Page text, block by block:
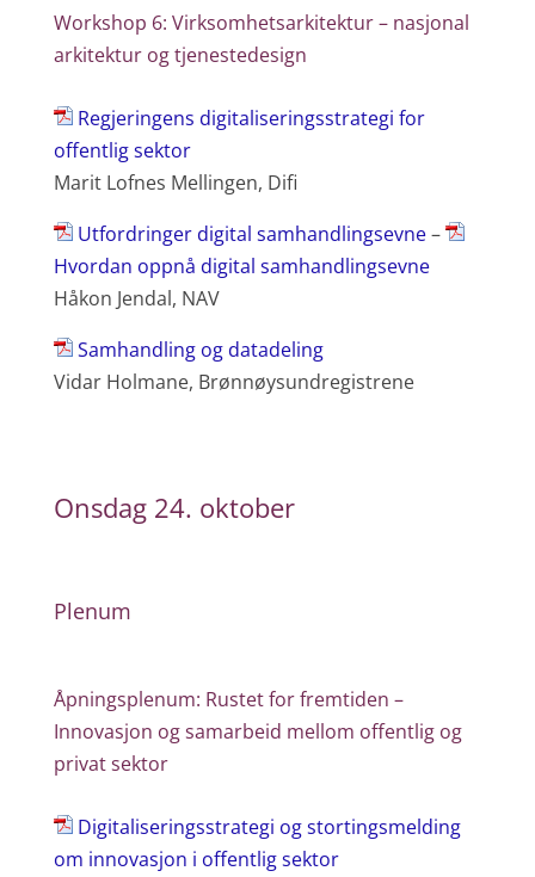
Workshop 6: Virksomhetsarkitektur – nasjonal
arkitektur og tjenestedesign
Regjeringens digitaliseringsstrategi for
offentlig sektor
Marit Lofnes Mellingen, Difi
Utfordringer digital samhandlingsevne–
Hvordan oppnå digital samhandlingsevne
Håkon Jendal, NAV
Samhandling og datadeling
Vidar Holmane, Brønnøysundregistrene
Onsdag 24. oktober
Plenum
Åpningsplenum: Rustet for fremtiden –
Innovasjon og samarbeid mellom offentlig og
privat sektor
Digitaliseringsstrategi og stortingsmelding
om innovasjon i offentlig sektor